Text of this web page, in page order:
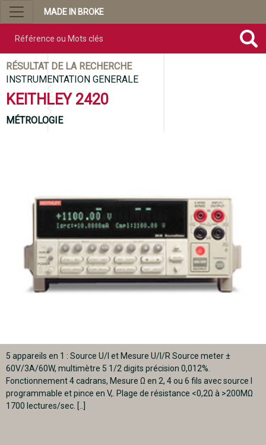
MADE IN BROKE
RÉSULTAT DE LA RECHERCHE
INSTRUMENTATION GENERALE
KEITHLEY 2420
MÉTROLOGIE
5 appareils en 1 : Source U/I et Mesure U/I/R Source meter ±
60V/3A/60W, multimètre 5 1/2 digits précision 0,012%.
Fonctionnement 4 cadrans, Mesure Ω en 2, 4 ou 6 fils avec source I
programmable et pince en V,. Plage de résistance <0,2Ω à >200MΩ
1700 lectures/sec. [..]